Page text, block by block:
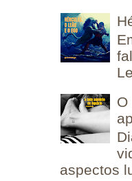
O
aspectos